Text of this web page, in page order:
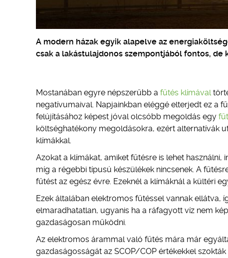
A modern házak egyik alapelve az
csak a lakástulajdonos szempontjából fontos, de
Mostanában egyre népszerűbb a fűtés klímával
negatívumaival. Napjainkban eléggé elterjedt ez a
felújításához képest jóval olcsóbb megoldás egy
költséghatékony megoldásokra, ezért alternatívák
klímákkal.
Azokat a klímákat, amiket fűtésre is lehet
míg a régebbi típusú készülékek nincsenek. A
fűtést az egész évre. Ezeknél a klímáknál a kültéri
Ezek általában elektromos fűtéssel vannak ellátva,
elmaradhatatlan, ugyanis ha a ráfagyott víz nem
gazdaságosan működni.
Az elektromos árammal való fűtés mára már
gazdaságosságát az SCOP/COP értékekkel